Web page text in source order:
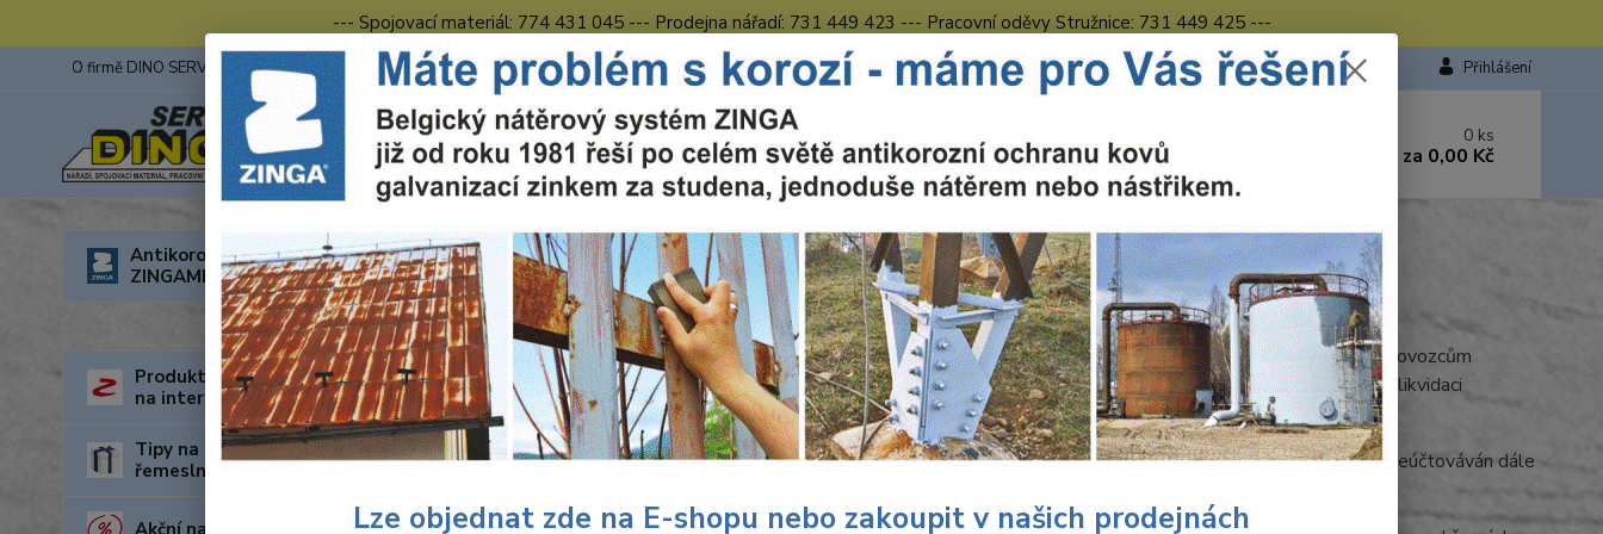
--- Spojovací materiál: 774 431 045 --- Prodejna nářadí: 731 449 423 --- Pracovní oděvy Stružnice: 731 449 425 ---
O firmě DINO SERVIS s.r.o. ZINGA Fotogalerie z výstav Obchodní podmínky Kontakty Česká Lípa Přihlášení
Hledat 731 449 423
8.00 hod. - 16.00 hod.
0 ks
za 0,00 Kč
Antikorozní nátěry
ZINGAMETALL
Produkty za nejnižší cenu
na internetu
Tipy na dárky pro kutily a
řemeslníky
Akční nabídka
Úvod Obchodní podmínky Zákon o odpadech
Zákon o odpadech
Dne 13. 8. 2005 vstoupila v účinnost novela zákona č. 185/2001 Sb. o odpadech, ze které vyplývá výrobcům a dovozcům
elektrozařízení, uvedených v příloze tohoto zákona, povinnost financovat, zajišťovat a spolupodílet se na sběru a likvidaci
elektroodpadu.
Realizace v praxi znamená navýšení ceny výrobcem/distributorem o tzv. recyklační poplatek. Tento poplatek je přeúčtováván dále
Lze objednat zde na E-shopu nebo zakoupit v našich prodejnách